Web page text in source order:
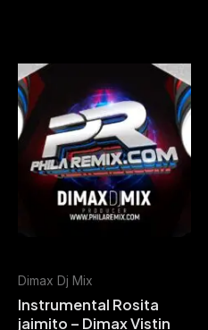
Dimax Dj Mix
Instrumental Rosita
jaimito – Dimax Vistin